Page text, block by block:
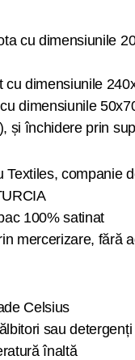
cu dimensiunile
cu dimensiunile
dimensiunile
și închidere prin
Textiles, companie
100% satinat
mercerizare, fără
Celsius
sau
înaltă